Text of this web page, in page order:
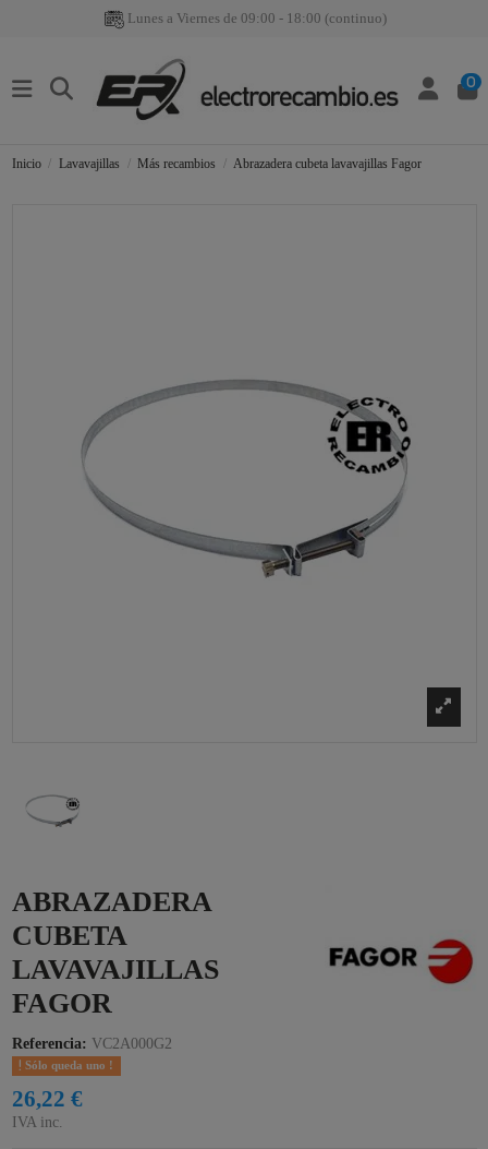
Lunes a Viernes de 09:00 - 18:00 (continuo)
0
Inicio Lavavajillas Más recambios Abrazadera cubeta lavavajillas Fagor
ABRAZADERA
CUBETA
LAVAVAJILLAS
FAGOR
Referencia: VC2A000G2
Sólo queda uno !
26,22 €
IVA inc.